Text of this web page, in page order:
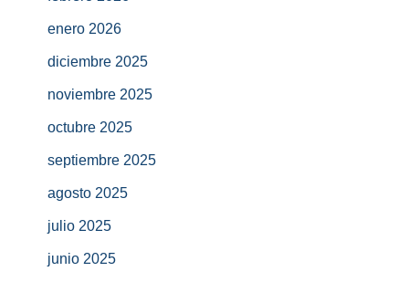
enero 2026
diciembre 2025
noviembre 2025
octubre 2025
septiembre 2025
agosto 2025
julio 2025
junio 2025